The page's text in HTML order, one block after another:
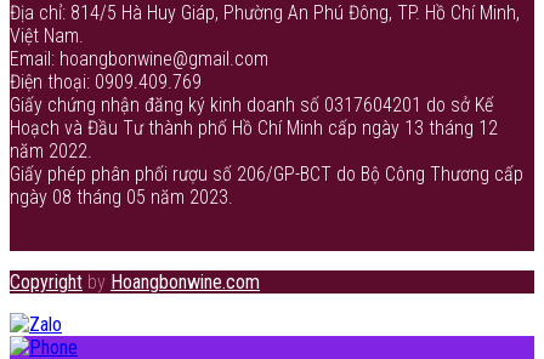
Địa chỉ: 814/5 Hà Huy Giáp, Phường An Phú Đông, TP. Hồ Chí Minh,
Việt Nam.
Email: hoangbonwine@gmail.com
Điện thoại: 0909.409.769
Giấy chứng nhận đăng ký kinh doanh số 0317604201 do sở Kế
Hoạch và Đầu Tư thành phố Hồ Chí Minh cấp ngày 13 tháng 12
năm 2022.
Giấy phép phân phối rượu số 206/GP-BCT do Bộ Công Thương cấp
ngày 08 tháng 05 năm 2023.
Copyright by Hoangbonwine.com